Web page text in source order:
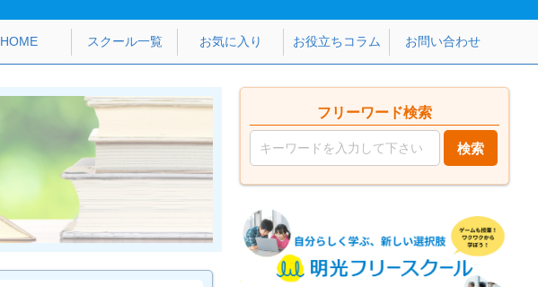
HOME スクール一覧 お気に入り お役立ちコラム お問い合わせ
フリーワード検索